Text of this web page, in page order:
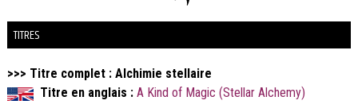
TITRES
>>> Titre complet : Alchimie stellaire
Titre en anglais : A Kind of Magic (Stellar Alchemy)